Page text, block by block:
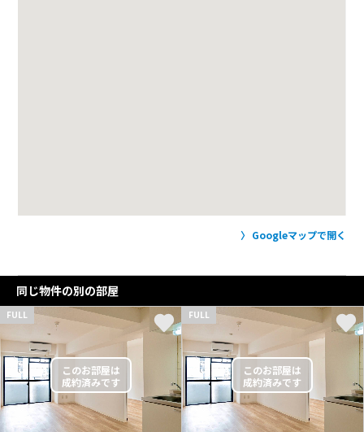
Googleマップで開く
同じ物件の別の部屋
FULL FULL